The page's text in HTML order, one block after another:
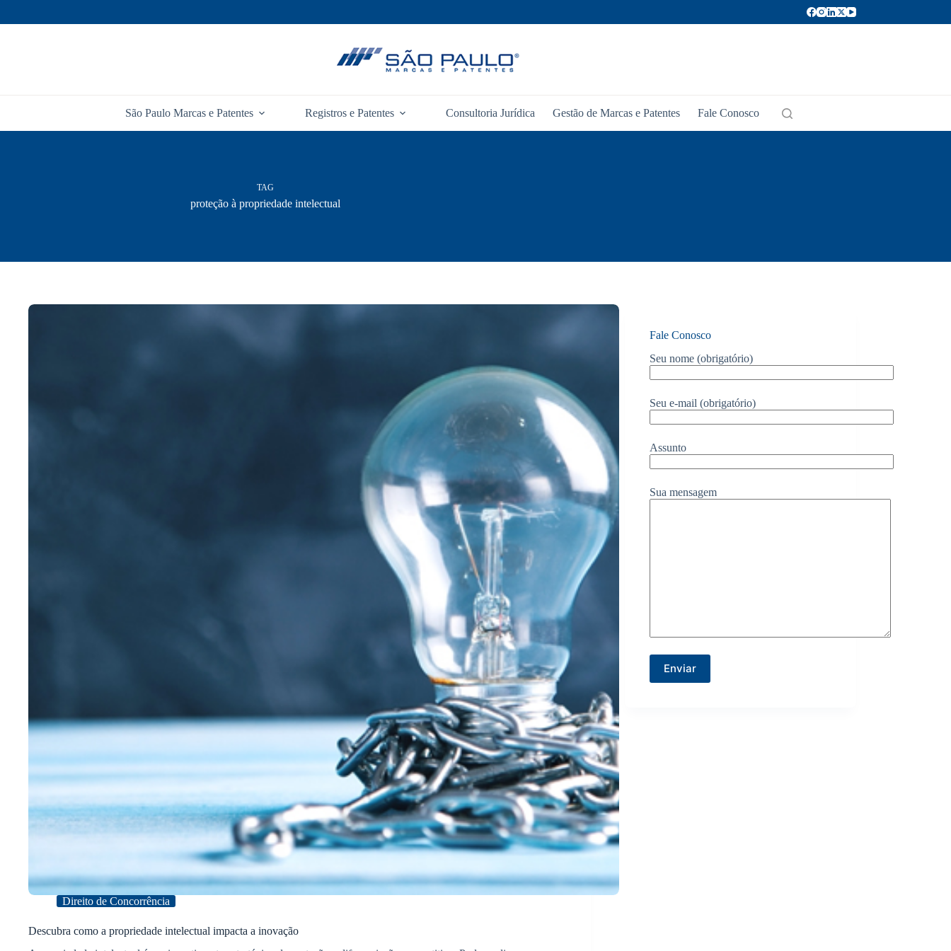
São Paulo Marcas e Patentes Registros e Patentes Consultoria Jurídica Gestão de Marcas e Patentes Fale Conosco
TAG
proteção à propriedade intelectual
Direito de Concorrência
Descubra como a propriedade intelectual impacta a inovação
Fale Conosco
Seu nome (obrigatório)
Seu e-mail (obrigatório)
Assunto
Sua mensagem